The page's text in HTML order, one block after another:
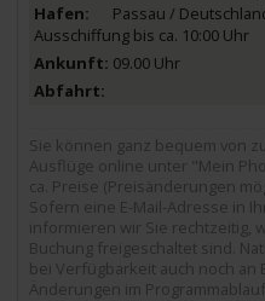
Passau /
Ausschiffung bis ca. 10:00 Uhr
09.00 Uhr
Sie können ganz bequem von
Ausflüge online unter "Mein
ca. Preise (Preisänderungen
Sofern eine E-Mail-Adresse in
informieren wir Sie rechtzeitig,
Buchung freigeschaltet sind.
bei Verfügbarkeit auch noch an
Änderungen im